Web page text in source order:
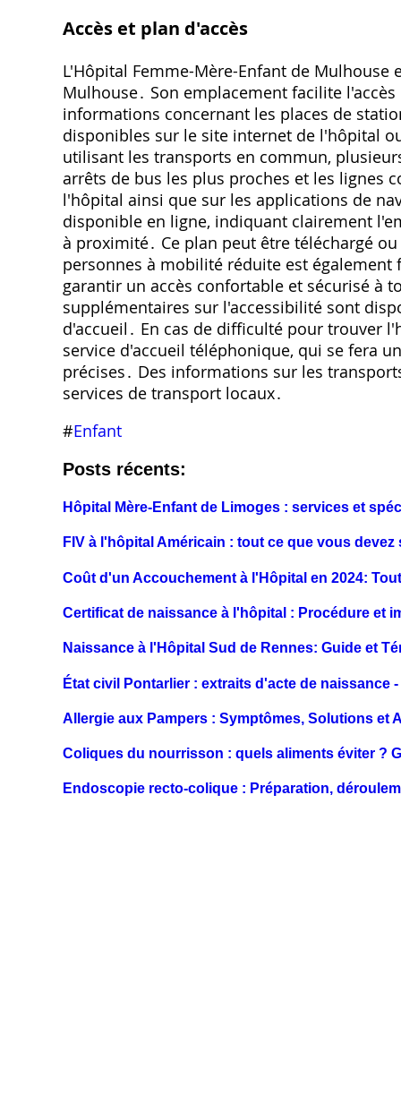
Accès et plan d'accès
L'Hôpital Femme-Mère-Enfant de Mulhouse
Mulhouse․ Son emplacement facilite
informations concernant les places de
disponibles sur le site internet de l'hôpital
utilisant les transports en commun,
arrêts de bus les plus proches et les lignes
l'hôpital ainsi que sur les applications de
disponible en ligne, indiquant clairement
à proximité․ Ce plan peut être téléchargé
personnes à mobilité réduite est
garantir un accès confortable et sécurisé à
supplémentaires sur l'accessibilité sont
d'accueil․ En cas de difficulté pour trouver
service d'accueil téléphonique, qui se fera
précises․ Des informations sur les
services de transport locaux․
#Enfant
Posts récents:
Hôpital Mère-Enfant de Limoges : services et
FIV à l'hôpital Américain : tout ce que vous devez
Coût d'un Accouchement à l'Hôpital en 2024:
Certificat de naissance à l'hôpital : Procédure et
Naissance à l'Hôpital Sud de Rennes: Guide et
État civil Pontarlier : extraits d'acte de naissance
Allergie aux Pampers : Symptômes, Solutions et
Coliques du nourrisson : quels aliments éviter ?
Endoscopie recto-colique : Préparation,